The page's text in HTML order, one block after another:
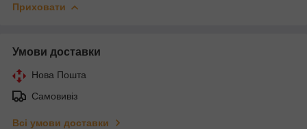
Приховати
Умови доставки
Нова Пошта
Самовивіз
Всі умови доставки